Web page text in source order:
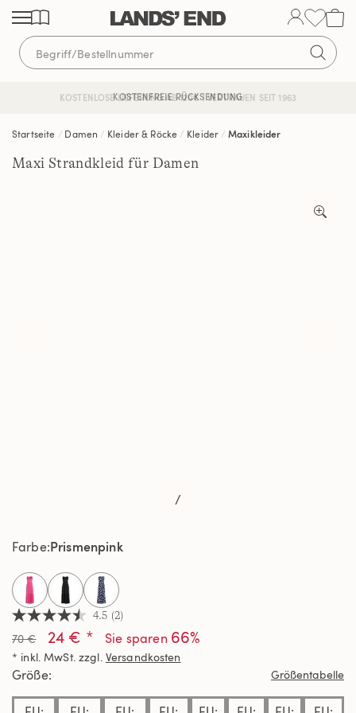
Direkt
zum
Inhalt
Direkt
zur
Navigation
Direkt
zur
Suche
KOSTENLOSE LIEFERUNG AB 120€ | VERTRAUEN SEIT 1963
KOSTENFREIE RÜCKSENDUNG
Startseite Damen Kleider & Röcke Kleider Maxikleider
Maxi Strandkleid für Damen
/
4.5
von
5
Sternen,
Durchschnittswert
Bewertung.
4.5 (2)
70 € 24 € * Sie sparen 66%
* inkl. MwSt. zzgl. Versandkosten
Farbe Prismenpink
selected
Größe Größentabelle